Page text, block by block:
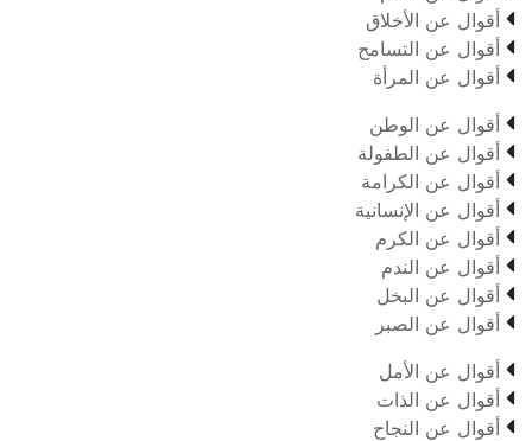
 أقوال عن الأخلاق
 أقوال عن التسامح
 أقوال عن المرأة
 أقوال عن الوطن
 أقوال عن الطفولة
 أقوال عن الكرامة
 أقوال عن الإنسانية
 أقوال عن الكرم
 أقوال عن الندم
 أقوال عن البخل
 أقوال عن الصبر
 أقوال عن الأمل
 أقوال عن الذات
 أقوال عن النجاح